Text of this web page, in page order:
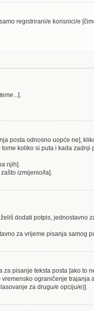
registrirani/e korisnici/e
...].
posta odnosno uopće ne],
koliko si puta i kada
njih].
izmijenio/la].
dodati potpis, jednostavno
za vrijeme pisanja samog
za pisanje teksta posta [ako to
ograničenje
za drugu/e opciju/e)].